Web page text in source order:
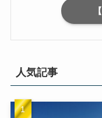
人気記事